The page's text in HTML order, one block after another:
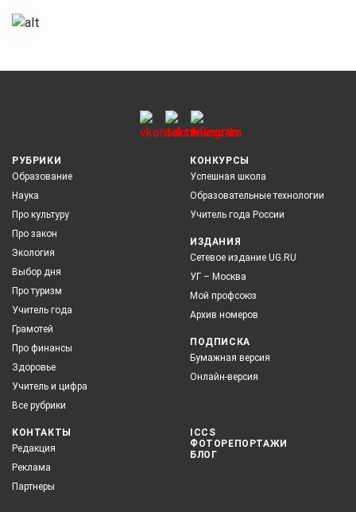
РУБРИКИ
Образование
Наука
Про культуру
Про закон
Экология
Выбор дня
Про туризм
Учитель года
Грамотей
Про финансы
Здоровье
Учитель и цифра
Все рубрики
КОНКУРСЫ
Успешная школа
Образовательные технологии
Учитель года России
ИЗДАНИЯ
Сетевое издание UG.RU
УГ – Москва
Мой профсоюз
Архив номеров
ПОДПИСКА
Бумажная версия
Онлайн-версия
КОНТАКТЫ
Редакция
Реклама
Партнеры
ICCS
ФОТОРЕПОРТАЖИ
БЛОГ